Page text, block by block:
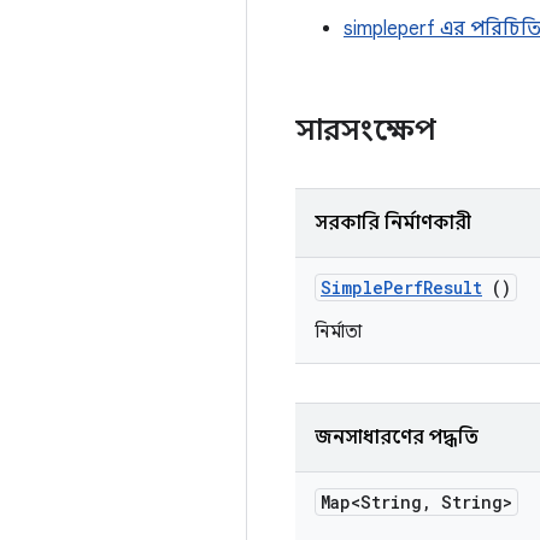
simpleperf এর পরিচিতি
সারসংক্ষেপ
সরকারি নির্মাণকারী
SimplePerfResult ()
নির্মাতা
জনসাধারণের পদ্ধতি
Map<String , String>